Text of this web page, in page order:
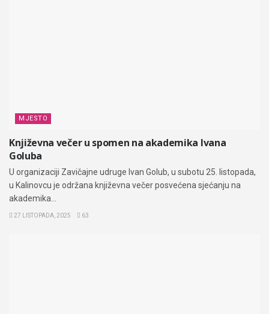
MJESTO
Književna večer u spomen na akademika Ivana
Goluba
U organizaciji Zavičajne udruge Ivan Golub, u subotu 25. listopada,
u Kalinovcu je održana književna večer posvećena sjećanju na
akademika...
27 LISTOPADA, 2025 63